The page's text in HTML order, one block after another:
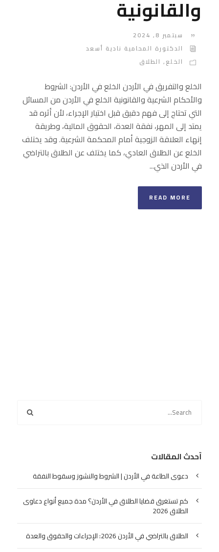
والقانونية
سبتمبر 8, 2024
الدكتورة المحامية نادية أسعد
الخلع, الطلاق
الخلع والتفريق في الأردن الخلع في الأردن: الشروط
والأحكام الشرعية والقانونية الخلع في الأردن من المسائل
التي تحتاج إلى فهم دقيق قبل اختيار الإجراء، لأن أثره قد
يمتد إلى المهر، نفقة العدة، الحقوق المالية، وطريقة
إنهاء العلاقة الزوجية أمام المحكمة الشرعية. وقد يختلف
الخلع عن الطلاق العادي، كما يختلف عن الطلاق بالتراضي
في الأردن الذي...
READ MORE
أحدث المقالات
دعوى الطاعة في الأردن | الشروط والنشوز وسقوط النفقة
كم تستغرق قضايا الطلاق في الأردن؟ مدة جميع أنواع دعاوى
الطلاق 2026
الطلاق بالتراضي في الأردن 2026: الإجراءات والحقوق والعدة